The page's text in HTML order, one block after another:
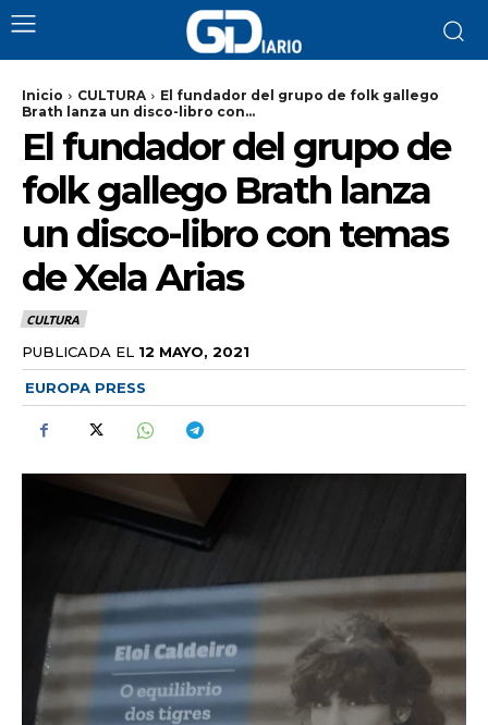
Inicio CULTURA
El fundador del grupo de folk gallego
Brath lanza un disco-libro con...
El fundador del grupo de
folk gallego Brath lanza
un disco-libro con temas
de Xela Arias
CULTURA
PUBLICADA EL 12 MAYO, 2021
EUROPA PRESS